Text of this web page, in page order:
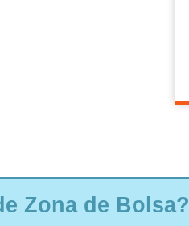
Zona de Bolsa?